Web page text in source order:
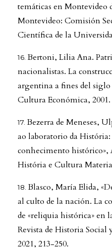
temáticas en Montevideo
Montevideo: Comisión
Científica de la
Bertoni, Lilia Ana.
nacionalistas. La
argentina a fines del
Cultura Económica, 2001.
Bezerra de Meneses,
ao laboratorio da
conhecimento histórico»,
História e Cultura
Blasco, María Elida,
al culto de la nación. La
de «reliquia histórica» en
Revista de Historia Social
2021, 213-250.